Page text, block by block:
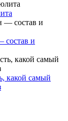
состав и
какой самый